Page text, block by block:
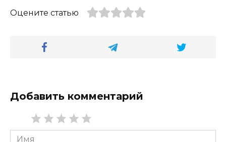
Оцените статью
Добавить комментарий
Имя